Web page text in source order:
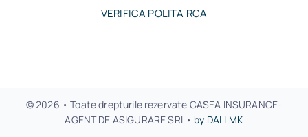
VERIFICA POLITA RCA
© 2026 • Toate drepturile rezervate CASEA INSURANCE-
AGENT DE ASIGURARE SRL• by DALLMK